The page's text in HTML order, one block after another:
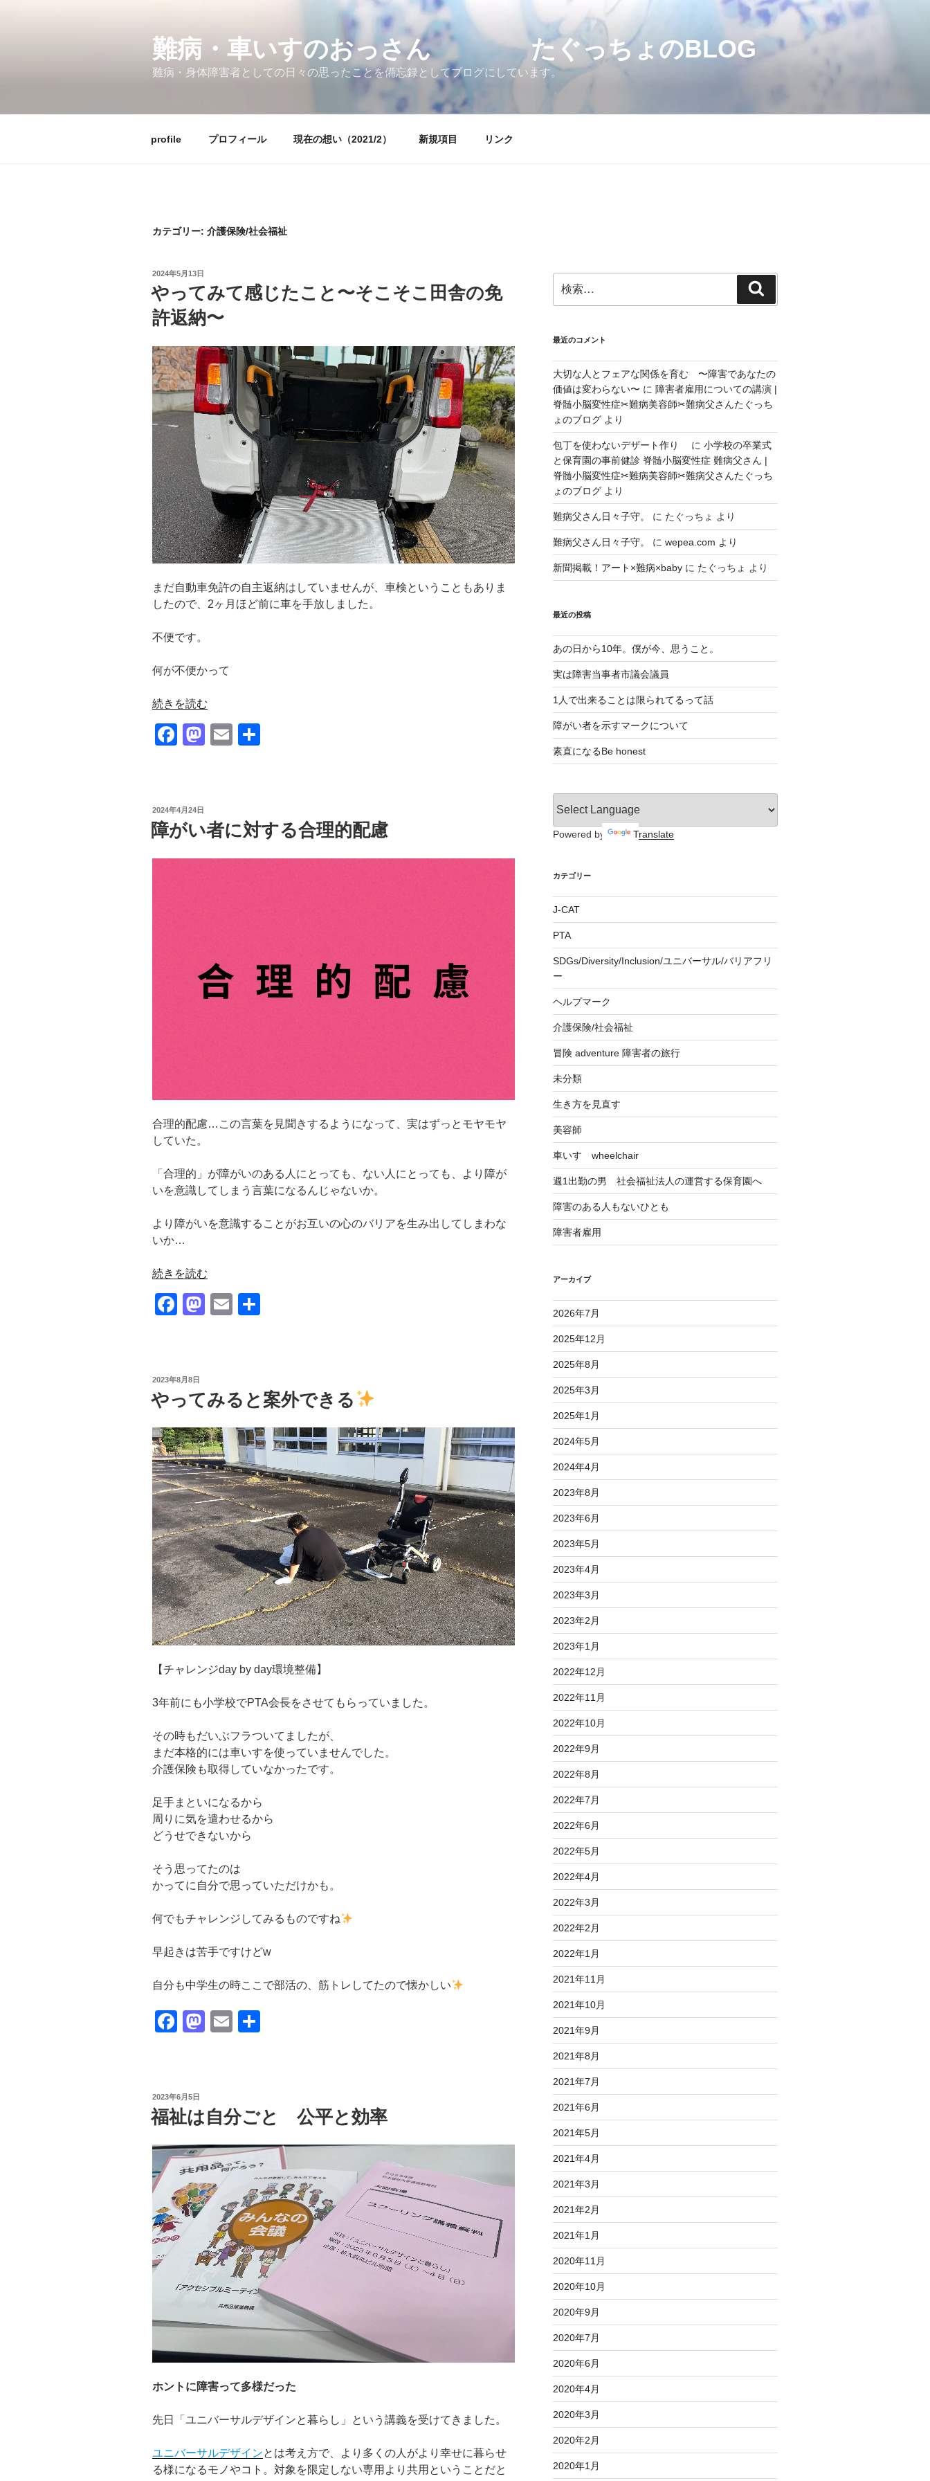
難病・車いすのおっさん たぐっちょのBLOG
難病・身体障害者としての日々の思ったことを備忘録としてブログにしています。
profile プロフィール 現在の想い（2021/2） 新規項目 リンク
カテゴリー: 介護保険/社会福祉
投
稿
日:
2024年5月13日
やってみて感じたこと〜そこそこ田舎の免
許返納〜
まだ自動車免許の自主返納はしていませんが、車検ということもありま
したので、2ヶ月ほど前に車を手放しました。
不便です。
何が不便かって
“や
て
た
こ
続きを読む
F
e
b
o
M
d
o
E
投
稿
日:
2024年4月24日
障がい者に対する合理的配慮
合理的配慮…この言葉を見聞きするようになって、実はずっとモヤモヤ
していた。
「合理的」が障がいのある人にとっても、ない人にとっても、より障が
いを意識してしまう言葉になるんじゃないか。
より障がいを意識することがお互いの心のバリアを生み出してしまわな
いか…
“障
い
合
的
配
慮”
の
続きを読む
F
e
b
o
o
k
M
d
o
n
E
投
日:
2023年8月8日
やってみると案外できる
【チャレンジday by day環境整備】
3年前にも小学校でPTA会長をさせてもらっていました。
その時もだいぶフラついてましたが、
まだ本格的には車いすを使っていませんでした。
介護保険も取得していなかったです。
足手まといになるから
周りに気を遣わせるから
どうせできないから
そう思ってたのは
かってに自分で思っていただけかも。
何でもチャレンジしてみるものですね
早起きは苦手ですけどw
自分も中学生の時ここで部活の、筋トレしてたので懐かしい
F
e
b
o
o
k
M
d
o
n
E
投
稿
日:
2023年6月5日
福祉は自分ごと 公平と効率
ホントに障害って多様だった
先日「ユニバーサルデザインと暮らし」という講義を受けてきました。
ユニバーサルデザインとは考え方で、より多くの人がより幸せに暮らせ
る様になるモノやコト。対象を限定しない専用より共用ということだと
索:
索
最近のコメント
大切な人とフェアな関係を育む 〜障害であなたの
価値は変わらない〜 に 障害者雇用についての講演 |
脊髄小脳変性症✂︎難病美容師✂︎難病父さんたぐっち
ょのブログより
包丁を使わないデザート作り に 小学校の卒業式
と保育園の事前健診 脊髄小脳変性症 難病父さん |
脊髄小脳変性症✂︎難病美容師✂︎難病父さんたぐっち
ょのブログより
難病父さん日々子守。 に たぐっちょ より
難病父さん日々子守。 に wepea.com より
新聞掲載！アート×難病×babyに たぐっちょ より
最近の投稿
あの日から10年。僕が今、思うこと。
実は障害当事者市議会議員
1人で出来ることは限られてるって話
障がい者を示すマークについて
素直になるBe honest
Powered by Translate
カテゴリー
J-CAT
PTA
SDGs/Diversity/Inclusion/ユニバーサル/バリアフリ
ー
ヘルプマーク
介護保険/社会福祉
冒険 adventure 障害者の旅行
未分類
生き方を見直す
美容師
車いす wheelchair
週1出勤の男 社会福祉法人の運営する保育園へ
障害のある人もないひとも
障害者雇用
アーカイブ
2026年7月
2025年12月
2025年8月
2025年3月
2025年1月
2024年5月
2024年4月
2023年8月
2023年6月
2023年5月
2023年4月
2023年3月
2023年2月
2023年1月
2022年12月
2022年11月
2022年10月
2022年9月
2022年8月
2022年7月
2022年6月
2022年5月
2022年4月
2022年3月
2022年2月
2022年1月
2021年11月
2021年10月
2021年9月
2021年8月
2021年7月
2021年6月
2021年5月
2021年4月
2021年3月
2021年2月
2021年1月
2020年11月
2020年10月
2020年9月
2020年7月
2020年6月
2020年4月
2020年3月
2020年2月
2020年1月